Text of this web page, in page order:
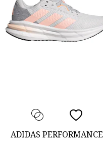
ADIDAS PERFORMANCE